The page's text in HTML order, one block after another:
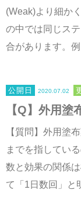
(Weak)より細か
の中では同じス
合があります。
2020.07.02
【Q】外用
【質問】外用塗
までを指してい
数と効果の関係
て「1日数回」と